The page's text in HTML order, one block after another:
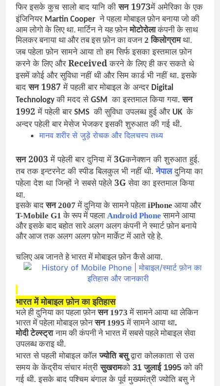
फिर इसके कुच सालो बाद यानि कीसन 1973में अमेरिका के एक
इंजिनियर Martin Cooper ने पहला मोबाइल फ़ोन बनाया जो की
आम लोगो के लिए था. मार्टिन ने यह फ़ोनमोटोरोलाकंपनी के साथ
मिलकर बनाया था और तब इस फ़ोन का वजन 2 किलोग्रामथा.
जब पहेला फ़ोन सामने आया तो हम सिर्फ इसका इस्तमाल फ़ोन
करने के लिए औरReceivedकरने के लिए ही कर सकते थे
इसमें कोई और सुविधा नहीं थी और सिम कार्ड भी नहीं था. इसके
बादसन 1987 में पहली बार मोबाइल के अन्दर Digital
Technologyकी मदद से GSM का इस्तमाल किया गया.सन
1992 में पहेली बार SMS की सुविधा उपलब्ध हुई और UK के
अन्दर पहेली बार मेसेज भेजकर इसकी शुरुआत की गई थी.
मानव शरीर से जुड़े रोचक और दिलचस्प तथ्य
सन 2003 में पहेली बार दुनिया में 3Gकनेक्शन की शुरुआत हुई.
तब तक इन्टरनेट की स्पीड बिलकुल भी नहीं थी.नेपालदुनिया का
पहेला देश था जिन्हों ने सबसे पहेले3Gसेवा का इस्तमाल किया
था.
इसके बादसन 2007में दुनिया के सामने पहेला iPhone आया और
T-Mobile G1के रूप में पहला Android Phone सामने आया
और इसके बाद बहोत सारे अलग अलग कंपनी ने स्मार्ट फ़ोन बनाये
और आज तक अलग अलग फ़ोन मार्केट में आते रहे हे.
चलिए अब जानते हे भारत में मोबाइल फ़ोन कैसे आया.
भारत में मोबाइल फ़ोन का इतिहास
भले ही दुनिया का पहला फ़ोनसन 1973में सामने आया था लेकिन
भारत में पहेला मोबाइल फ़ोनसन 1995में सामने आया था.
मोदी टेल्स्ट्रा नाम की कंपनी ने भारत में सबसे पहले मोबाइल सेवा
उपलब्ध कराइ थी.
भारत से पहली मोबाइल कॉलज्योति बसुद्वारा कोलकाता से उस
समय के केंद्रीय संचार मंत्रीसुखरामको 31जुलाई1995को की
गई थी. इसके बाद पश्चिम बंगाल के पूर्व मुख्यमंत्री ज्योति बसु ने